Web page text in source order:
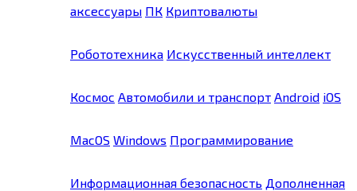
аксессуары ПК Криптовалюты
Робототехника Искусственный интеллект
Космос Автомобили и транспорт Android iOS
MacOS Windows Программирование
Информационная безопасность Дополненная